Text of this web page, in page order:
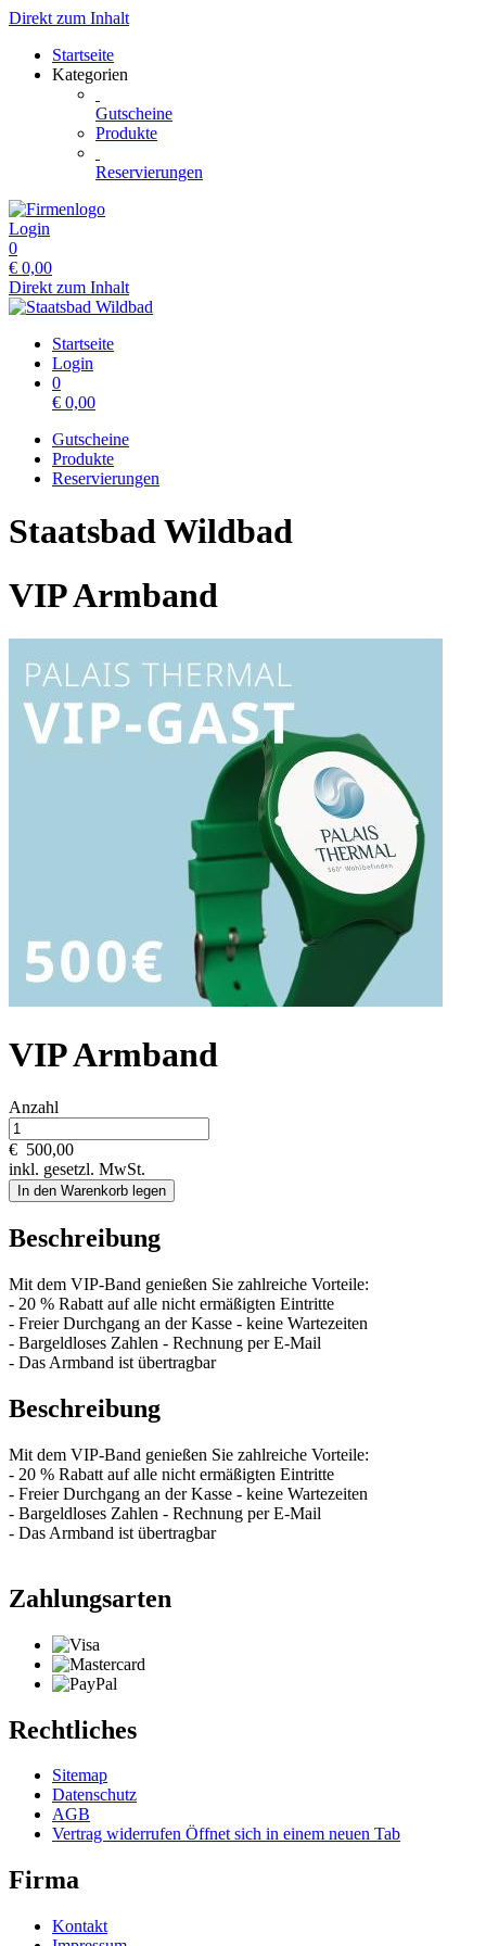
Direkt zum Inhalt
Startseite
Kategorien
Gutscheine
Produkte
Reservierungen
Login
0
€ 0,00
Direkt zum Inhalt
Startseite
Login
0
€ 0,00
Gutscheine
Produkte
Reservierungen
Staatsbad Wildbad
VIP Armband
VIP Armband
Anzahl
€ 500,00
inkl. gesetzl. MwSt.
In den Warenkorb legen
Beschreibung
Mit dem VIP-Band genießen Sie zahlreiche Vorteile:
- 20 % Rabatt auf alle nicht ermäßigten Eintritte
- Freier Durchgang an der Kasse - keine Wartezeiten
- Bargeldloses Zahlen - Rechnung per E-Mail
- Das Armband ist übertragbar
Beschreibung
Mit dem VIP-Band genießen Sie zahlreiche Vorteile:
- 20 % Rabatt auf alle nicht ermäßigten Eintritte
- Freier Durchgang an der Kasse - keine Wartezeiten
- Bargeldloses Zahlen - Rechnung per E-Mail
- Das Armband ist übertragbar
Zahlungsarten
Rechtliches
Sitemap
Datenschutz
AGB
Vertrag widerrufen Öffnet sich in einem neuen Tab
Firma
Kontakt